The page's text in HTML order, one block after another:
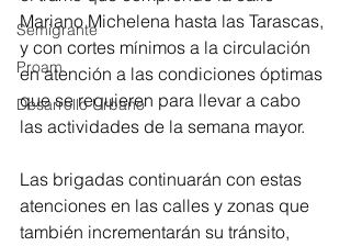
Semigrante
Proam
Desarrollo Urbano
Mariano Michelena hasta las Tarascas,
y con cortes mínimos a la circulación
en atención a las condiciones óptimas
que se requieren para llevar a cabo
las actividades de la semana mayor.
Las brigadas continuarán con estas
atenciones en las calles y zonas que
también incrementarán su tránsito,